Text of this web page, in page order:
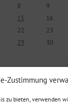
Zustimmung
zu bieten, verwenden
8 9
15 16
22 23
29 30